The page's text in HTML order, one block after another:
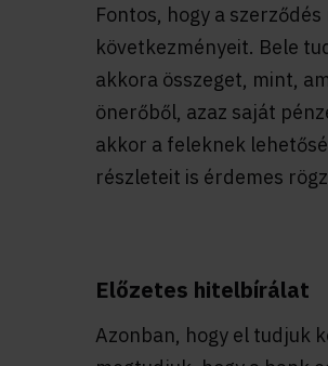
Fontos, hogy a
következményeit. Bele
akkora összeget, mint,
önerőből, azaz saját
akkor a feleknek
részleteit is érdemes
Előzetes hitelbírálat
Azonban, hogy el tudjuk